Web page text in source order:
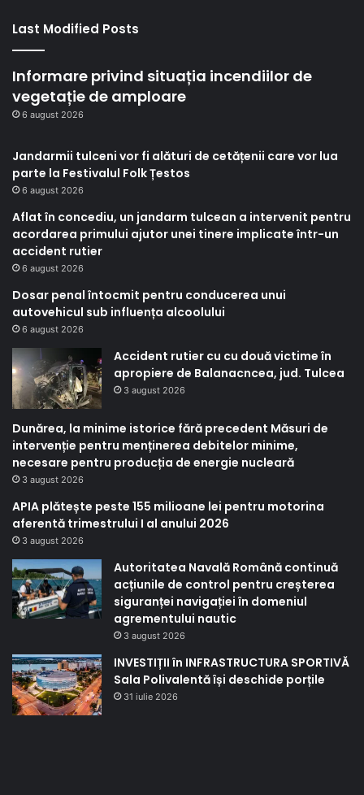
Last Modified Posts
Informare privind situația incendiilor de
vegetație de amploare
6 august 2026
Jandarmii tulceni vor fi alături de cetățenii care vor lua
parte la Festivalul Folk Țestos
6 august 2026
Aflat în concediu, un jandarm tulcean a intervenit pentru
acordarea primului ajutor unei tinere implicate într-un
accident rutier
6 august 2026
Dosar penal întocmit pentru conducerea unui
autovehicul sub influența alcoolului
6 august 2026
Accident rutier cu cu două victime în
apropiere de Balanacncea, jud. Tulcea
3 august 2026
Dunărea, la minime istorice fără precedent Măsuri de
intervenție pentru menținerea debitelor minime,
necesare pentru producția de energie nucleară
3 august 2026
APIA plătește peste 155 milioane lei pentru motorina
aferentă trimestrului I al anului 2026
3 august 2026
Autoritatea Navală Română continuă
acțiunile de control pentru creșterea
siguranței navigației în domeniul
agrementului nautic
3 august 2026
INVESTIȚII în INFRASTRUCTURA SPORTIVĂ
Sala Polivalentă își deschide porțile
31 iulie 2026